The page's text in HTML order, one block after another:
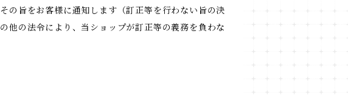
の旨をお客様に通知します（訂正等を行わない旨の決
他の法令により、当ショップが訂正等の義務を負わな